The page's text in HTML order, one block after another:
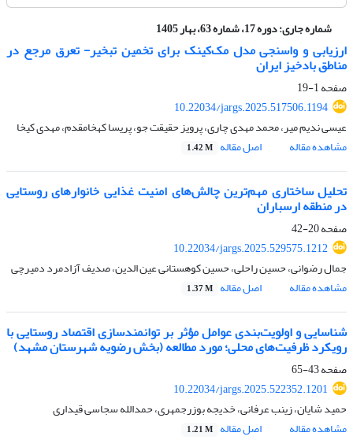
شماره جاری:دوره 17، شماره 63، بهار 1405
ارزیابی و واسنجی مدل مک‌کینک برای تخمین تبخیر- تعرق مرجع در
مناطق بادخیز ایران
صفحه1-19
10.22034/jargs.2025.517506.1194
عیسی ندیم میر، محمد مهدی چاری، پرویز حقیقت جو، پریسا کهخامقدم، مهدی کیخا
مشاهده مقاله
اصل مقاله 1.42 M
تحلیل ساختاری مهم‌ترین چالش‌های امنیت غذایی خانوارهای روستایی
در منطقه ارسباران
صفحه20-42
10.22034/jargs.2025.529575.1212
جمال رضوانی، حسین راحلی، حسین کوهستانی عین الدین، صدیف آزادمرد دمیرچی
مشاهده مقاله
اصل مقاله 1.37 M
شناسایی و اولویت‌بندی عوامل مؤثر بر توانمندسازی اقتصاد روستایی با
رویکرد ظرفیت‌های محلی؛ مورد مطالعه (بخش رضویه شهرستان مشهد)
صفحه43-65
10.22034/jargs.2025.522352.1201
حمید شایان، زینب عرفانی، خدیجه بوزرجمهری، حمدالله سجاسی قیداری
مشاهده مقاله
اصل مقاله 1.21 M